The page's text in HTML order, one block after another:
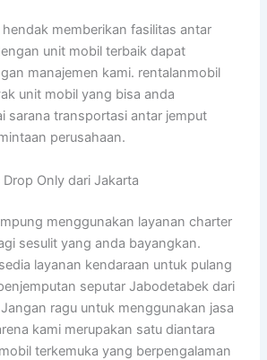
memberikan fasilitas antar
unit mobil terbaik dapat
manajemen kami. rentalanmobil
unit mobil yang bisa anda
sarana transportasi antar jemput
perusahaan.
Only dari Jakarta
menggunakan layanan charter
sesulit yang anda bayangkan.
layanan kendaraan untuk pulang
seputar Jabodetabek dari
ragu untuk menggunakan jasa
kami merupakan satu diantara
terkemuka yang berpengalaman